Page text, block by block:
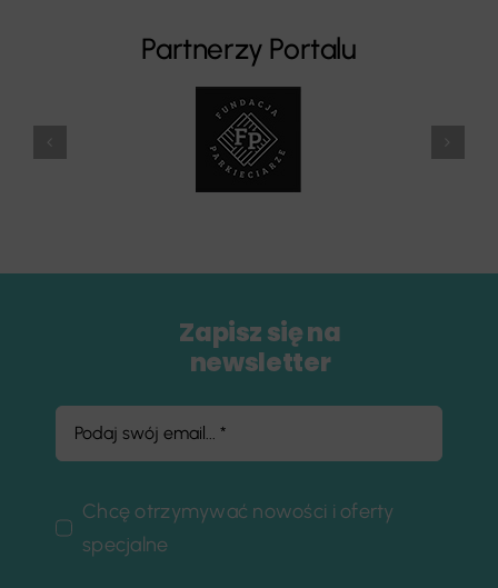
Partnerzy Portalu
Zapisz się na
newsletter
Chcę otrzymywać nowości i oferty
specjalne